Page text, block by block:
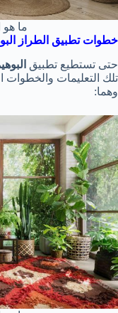
ما هو
خطوات تطبيق الطراز
حتى تستطيع تطبيق
تلك التعليمات والخطوات
وهما: